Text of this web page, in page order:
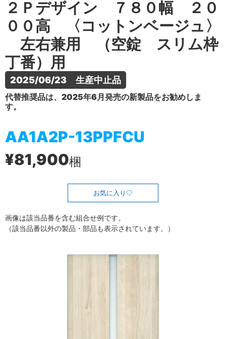
２Ｐデザイン ７８０幅 ２０
００高 〈コットンベージュ〉
左右兼用 （空錠 スリム枠
丁番）用
2025/06/23　生産中止品
代替推奨品は、2025年6月発売の新製品をお勧めしま
す。
AA1A2P-13PPFCU
¥81,900梱
お気に入り
画像は該当品番を含む組合せ例です。
（該当品番以外の製品・部品も表示されています。）